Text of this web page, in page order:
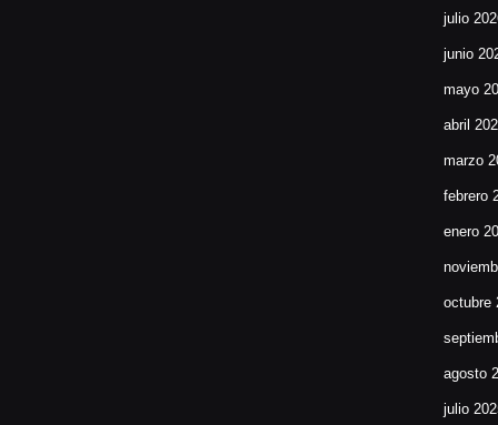
julio
junio
mayo
abril
marzo
febrero
enero
octubre
agosto
julio